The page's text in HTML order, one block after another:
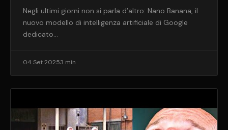
Negli ultimi giorni non si parla d’altro: Nano Banana, il
nuovo modello di intelligenza artificiale di Google
dedicato…
04 Set 20253 min